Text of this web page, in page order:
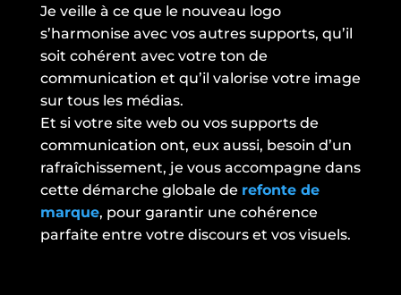
Je veille à ce que le nouveau logo
s’harmonise avec vos autres supports, qu’il
soit cohérent avec votre ton de
communication et qu’il valorise votre image
sur tous les médias.
Et si votre site web ou vos supports de
communication ont, eux aussi, besoin d’un
rafraîchissement, je vous accompagne dans
cette démarche globale de refonte de
marque, pour garantir une cohérence
parfaite entre votre discours et vos visuels.